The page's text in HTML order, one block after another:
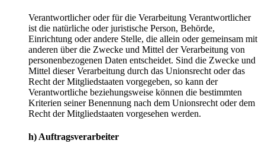
Verantwortlicher oder für die Verarbeitung Verantwortlicher
ist die natürliche oder juristische Person, Behörde,
Einrichtung oder andere Stelle, die allein oder gemeinsam mit
anderen über die Zwecke und Mittel der Verarbeitung von
personenbezogenen Daten entscheidet. Sind die Zwecke und
Mittel dieser Verarbeitung durch das Unionsrecht oder das
Recht der Mitgliedstaaten vorgegeben, so kann der
Verantwortliche beziehungsweise können die bestimmten
Kriterien seiner Benennung nach dem Unionsrecht oder dem
Recht der Mitgliedstaaten vorgesehen werden.
h) Auftragsverarbeiter